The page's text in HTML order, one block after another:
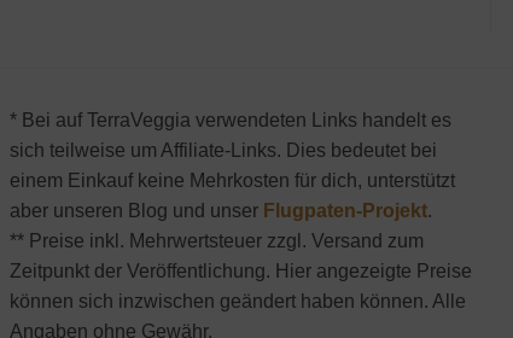
* Bei auf TerraVeggia verwendeten Links handelt es
sich teilweise um Affiliate-Links. Dies bedeutet bei
einem Einkauf keine Mehrkosten für dich, unterstützt
aber unseren Blog und unser Flugpaten-Projekt.
** Preise inkl. Mehrwertsteuer zzgl. Versand zum
Zeitpunkt der Veröffentlichung. Hier angezeigte Preise
können sich inzwischen geändert haben können. Alle
Angaben ohne Gewähr.